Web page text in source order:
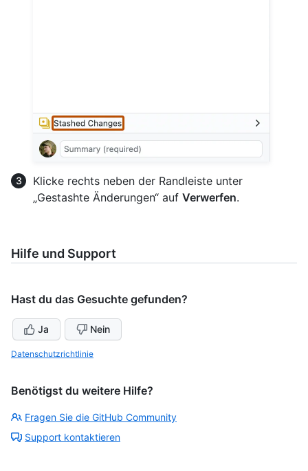
Klicke rechts neben der Randleiste unter
„Gestashte Änderungen“ auf Verwerfen.
Hilfe und Support
Hast du das Gesuchte gefunden?
Ja Nein
Datenschutzrichtlinie
Benötigst du weitere Hilfe?
Fragen Sie die GitHub Community
Support kontaktieren